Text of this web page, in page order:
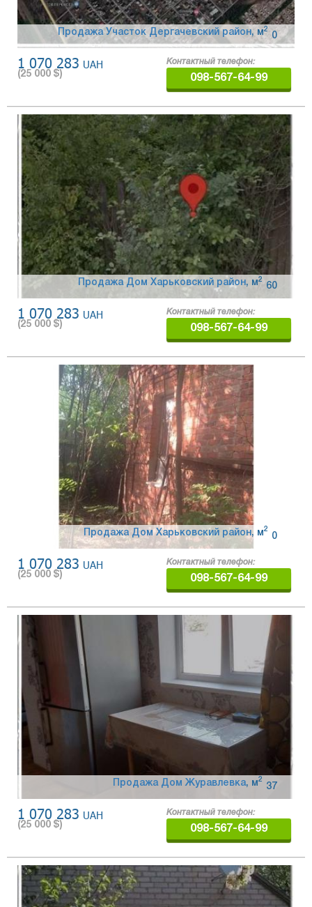
Продажа Участок Дергачевский район , 0
м 2
1 070 283 UAH
(25 000 $)
Контактный телефон:
098-567-64-99
Продажа Дом Харьковский район, 60
м2
1 070 283 UAH
(25 000 $)
Контактный телефон:
098-567-64-99
Продажа Дом Харьковский район, 0
м2
1 070 283 UAH
(25 000 $)
Контактный телефон:
098-567-64-99
Продажа Дом Журавлевка, 37
м2
1 070 283 UAH
(25 000 $)
Контактный телефон:
098-567-64-99